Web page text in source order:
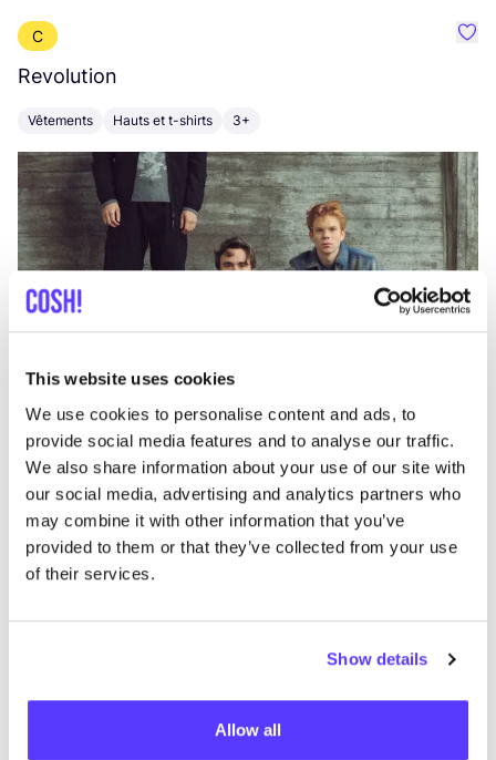
This website uses cookies
We use cookies to personalise content and ads, to
provide social media features and to analyse our traffic.
We also share information about your use of our site with
our social media, advertising and analytics partners who
may combine it with other information that you’ve
provided to them or that they’ve collected from your use
of their services.
Show details
Allow all
C
Revolution
Vêtements Hauts et t-shirts 3+
PreviousNext